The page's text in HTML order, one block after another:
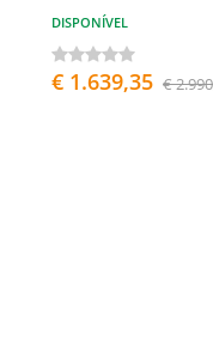
DISPONÍVEL
€ 1.639,35 €